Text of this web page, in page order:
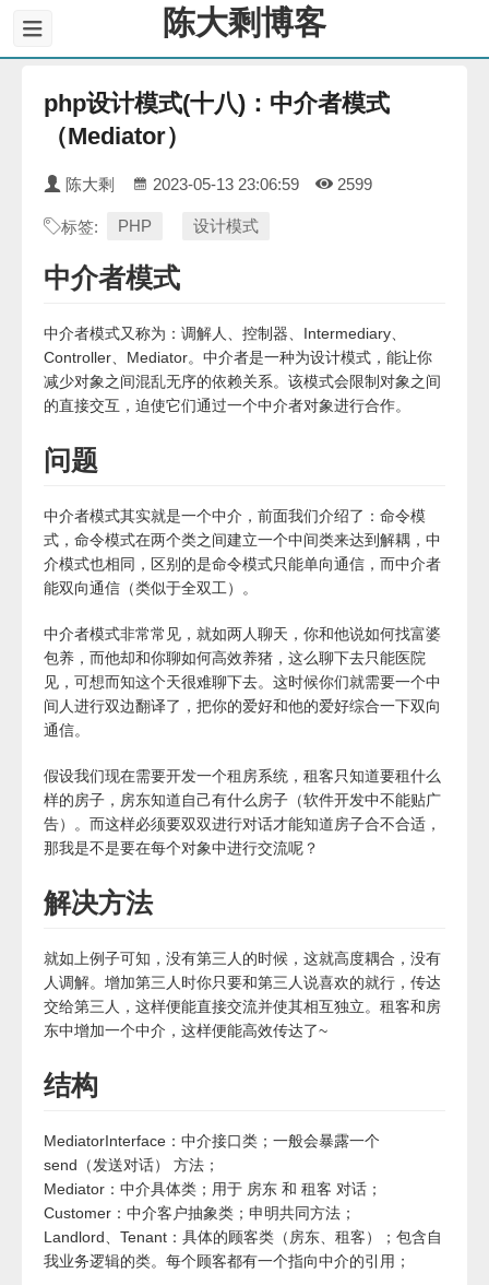
陈大剩博客
php设计模式(十八)：中介者模式
（Mediator）
陈大剩 2023-05-13 23:06:59 2599
标签: PHP 设计模式
中介者模式
中介者模式又称为：调解人、控制器、Intermediary、
Controller、Mediator。中介者是一种为设计模式，能让你
减少对象之间混乱无序的依赖关系。该模式会限制对象之间
的直接交互，迫使它们通过一个中介者对象进行合作。
问题
中介者模式其实就是一个中介，前面我们介绍了：命令模
式，命令模式在两个类之间建立一个中间类来达到解耦，中
介模式也相同，区别的是命令模式只能单向通信，而中介者
能双向通信（类似于全双工）。
中介者模式非常常见，就如两人聊天，你和他说如何找富婆
包养，而他却和你聊如何高效养猪，这么聊下去只能医院
见，可想而知这个天很难聊下去。这时候你们就需要一个中
间人进行双边翻译了，把你的爱好和他的爱好综合一下双向
通信。
假设我们现在需要开发一个租房系统，租客只知道要租什么
样的房子，房东知道自己有什么房子（软件开发中不能贴广
告）。而这样必须要双双进行对话才能知道房子合不合适，
那我是不是要在每个对象中进行交流呢？
解决方法
就如上例子可知，没有第三人的时候，这就高度耦合，没有
人调解。增加第三人时你只要和第三人说喜欢的就行，传达
交给第三人，这样便能直接交流并使其相互独立。租客和房
东中增加一个中介，这样便能高效传达了~
结构
MediatorInterface：中介接口类；一般会暴露一个
send（发送对话） 方法；
Mediator：中介具体类；用于 房东 和 租客 对话；
Customer：中介客户抽象类；申明共同方法；
Landlord、Tenant：具体的顾客类（房东、租客）；包含自
我业务逻辑的类。每个顾客都有一个指向中介的引用；